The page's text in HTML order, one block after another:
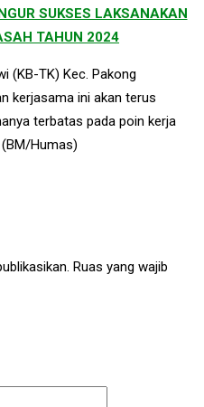
SUKSES LAKSANAKAN
TAHUN 2024
(KB-TK) Kec. Pakong
kerjasama ini akan terus
terbatas pada poin kerja
Humas)
Ruas yang wajib